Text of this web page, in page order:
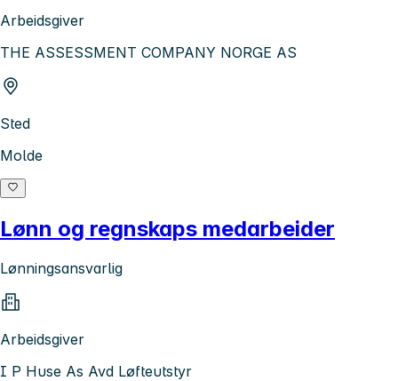
Arbeidsgiver
THE ASSESSMENT COMPANY NORGE AS
Sted
Molde
Lønn og regnskaps medarbeider
Lønningsansvarlig
Arbeidsgiver
I P Huse As Avd Løfteutstyr